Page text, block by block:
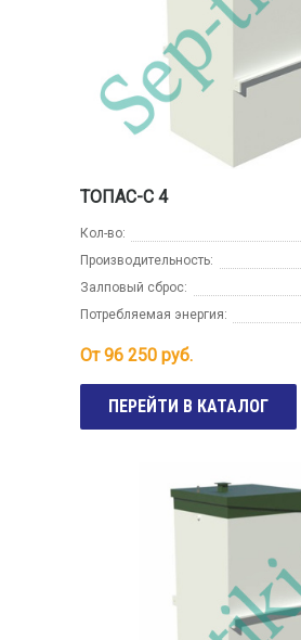
ТОПАС-С 4
Кол-во:
Производительность:
Залповый сброс:
Потребляемая энергия:
От96 250 руб.
ПЕРЕЙТИ В КАТАЛОГ